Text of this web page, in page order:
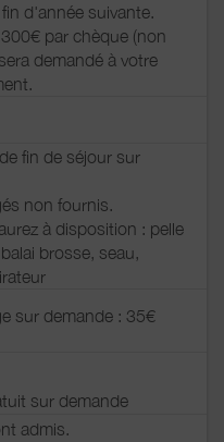
d'année suivante.
par chèque (non
demandé à votre
fin de séjour sur
non fournis.
à disposition : pelle
brosse, seau,
sur demande : 35€
sur demande
admis.